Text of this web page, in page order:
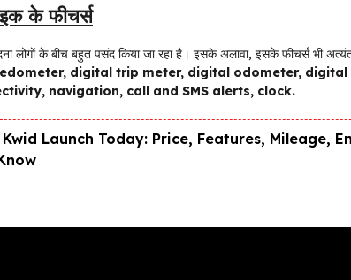
के फीचर्स
लोगों के बीच बहुत पसंद किया जा रहा है। इसके अलावा, इसके फीचर्स भी
digital trip meter, digital odometer, digital
navigation, call and SMS alerts, clock.
Launch Today: Price, Features, Mileage,